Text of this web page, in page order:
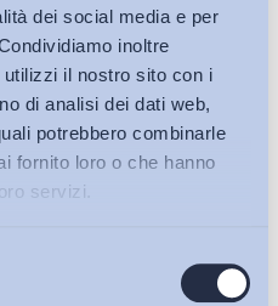
dei social media e per
inoltre
il nostro sito con i
di analisi dei dati web,
potrebbero combinarle
fornito loro o che hanno
servizi.